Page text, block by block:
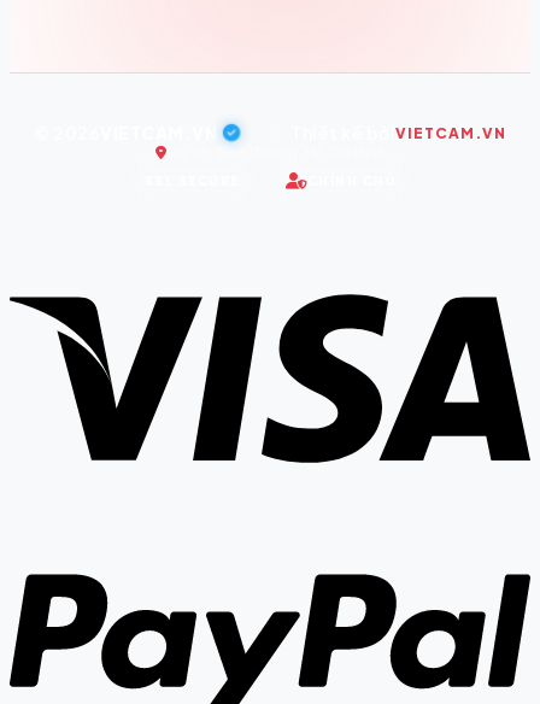
VIETCAM.VN
Trụ sở: Bình Dương, Hồ Chí Minh
CHÍNH CHỦ